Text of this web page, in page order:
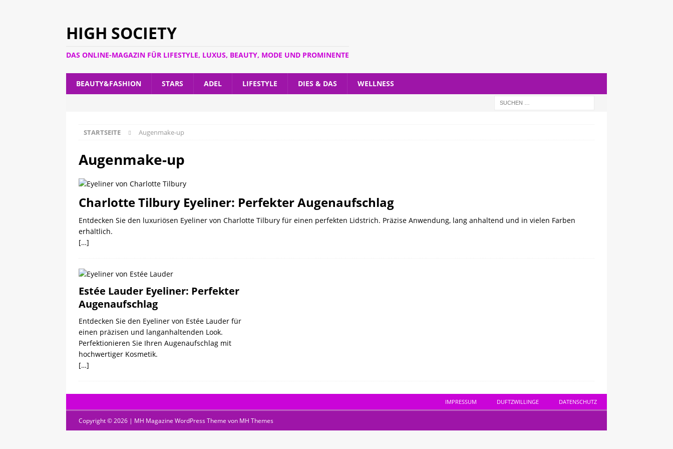
HIGH SOCIETY
DAS ONLINE-MAGAZIN FÜR LIFESTYLE, LUXUS, BEAUTY, MODE UND PROMINENTE
BEAUTY&FASHION STARS ADEL LIFESTYLE DIES & DAS WELLNESS
STARTSEITE Augenmake-up
Augenmake-up
Charlotte Tilbury Eyeliner: Perfekter Augenaufschlag
Entdecken Sie den luxuriösen Eyeliner von Charlotte Tilbury für einen perfekten Lidstrich. Präzise Anwendung, lang anhaltend und in vielen Farben
erhältlich.
[…]
Estée Lauder Eyeliner: Perfekter
Augenaufschlag
Entdecken Sie den Eyeliner von Estée Lauder für
einen präzisen und langanhaltenden Look.
Perfektionieren Sie Ihren Augenaufschlag mit
hochwertiger Kosmetik.
[…]
IMPRESSUM DUFTZWILLINGE DATENSCHUTZ
Copyright © 2026 | MH Magazine WordPress Theme von MH Themes